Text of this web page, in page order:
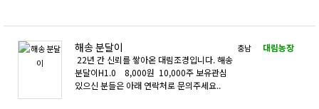
해송 분달이
22년 간 신뢰를 쌓아온 대림조경입니다. 해송
분달이H1.0 8,000원 10,000주 보유관심
있으신 분들은 아래 연락처로 문의주세요..
충남 대림농장